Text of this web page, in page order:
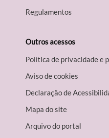
Regulamentos
Outros acessos
Política de privacidade e
Aviso de cookies
Declaração de
Mapa do site
Arquivo do portal